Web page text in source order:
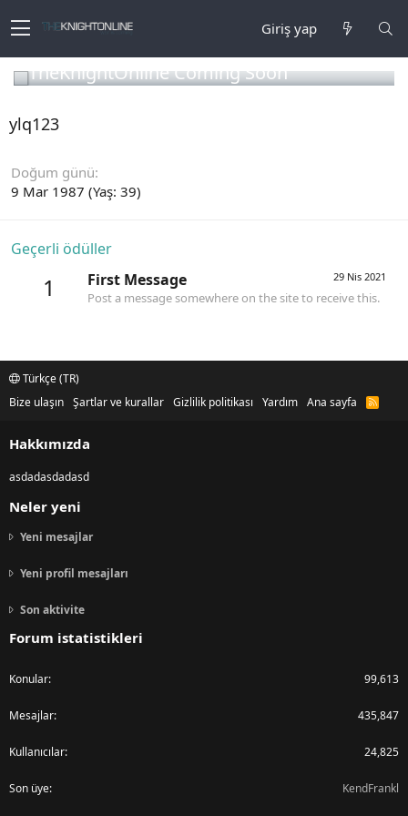
Giriş yap
TheKnightOnline Coming Soon
ylq123
Doğum günü
9 Mar 1987 (Yaş: 39)
Geçerli ödüller
1 29 Nis 2021
First Message
Post a message somewhere on the site to receive this.
Türkçe (TR)
Bize ulaşın Şartlar ve kurallar Gizlilik politikası Yardım Ana sayfa
R
Hakkımızda
asdadasdadasd
Neler yeni
Yeni mesajlar
Yeni profil mesajları
Son aktivite
Forum istatistikleri
Konular 99,613
Mesajlar 435,847
Kullanıcılar 24,825
Son üye KendFrankl